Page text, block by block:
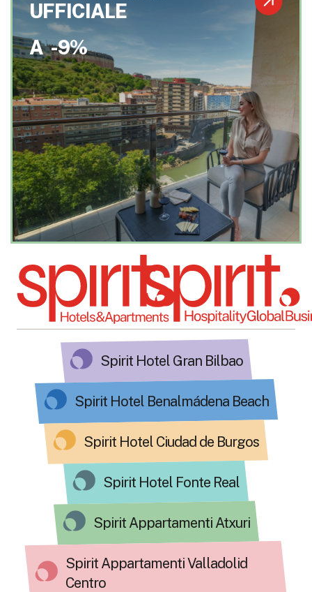
UFFICIALE
A -9%
Spirit Hotel Gran Bilbao
Spirit Hotel Benalmádena Beach
Spirit Hotel Ciudad de Burgos
Spirit Hotel Fonte Real
Spirit Appartamenti Atxuri
Spirit Appartamenti Valladolid
Centro